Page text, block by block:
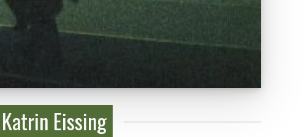
Eissing